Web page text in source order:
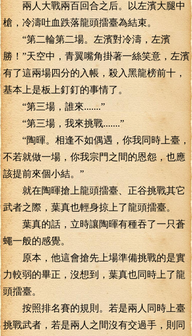
兩人大戰兩百回合之后。以左濱大腿中
槍，冷濤吐血跌落龍頭擂臺為結束。
“第二輪第二場。左濱對冷濤，左濱
勝！”天空中，青翼嘴角掛著一絲笑意，左濱
有了這兩場四分的入帳，殺入黑龍榜前十，
基本上是板上釘釘的事情了。
“第三場，誰來.......”
“第三場，我來挑戰.......”
“陶暉。相逢不如偶遇，你我同時上臺，
不若就做一場，你我宗門之間的恩怨，也應
該提前來個小結。”
就在陶暉搶上龍頭擂臺、正谷挑戰其它
武者之際，葉真也輕身掠上了龍頭擂臺。
葉真的話，立時讓陶暉有種吞了一只蒼
蠅一般的感覺。
原本，他這會搶先上場準備挑戰的是實
力較弱的畢正，沒想到，葉真也同時上了龍
頭擂臺。
按照排名賽的規則。若是兩人同時上臺
挑戰武者，若是兩人之間沒有交過手，則同